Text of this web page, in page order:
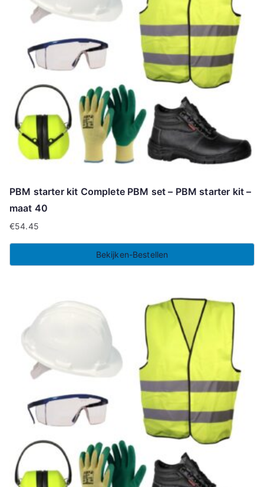
PBM starter kit Complete PBM set – PBM starter kit –
maat 40
€54.45
Bekijken-Bestellen